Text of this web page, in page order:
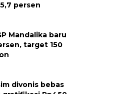
persen
Mandalika baru
target 150
divonis bebas